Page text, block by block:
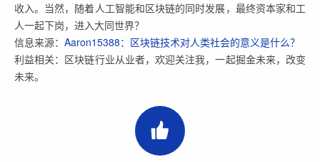
收入。当然，随着人工智能和区块链的同时发展，最终资本家和工
人一起下岗，进入大同世界？
信息来源： Aaron15388：区块链技术对人类社会的意义是什么？
利益相关：区块链行业从业者，欢迎关注我，一起掘金未来，改变
未来。